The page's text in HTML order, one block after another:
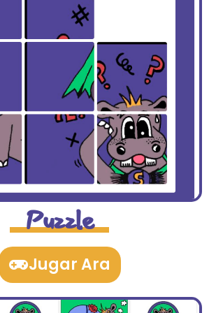
Puzzle
Jugar Ara